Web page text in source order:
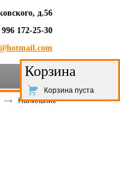
д.56
172-25-30
Корзина
Корзина пуста
Напильник